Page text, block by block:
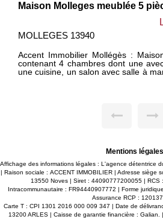
Maison Molleges meublée 5
MOLLEGES 13940
Accent Immobilier Mollégès :
contenant 4 chambres dont une
une cuisine, un salon avec salle à
"message" en bas de cette
Mentions légales
Affichage des informations légales : L'agence détentrice
| Raison sociale : ACCENT IMMOBILIER | Adresse siège
13550 Noves | Siret : 44090777200055 | RCS
Intracommunautaire : FR94440907772 | Forme
Assurance RCP :
Carte T : CPI 1301 2016 000 009 347 | Date de
13200 ARLES | Caisse de garantie financière :